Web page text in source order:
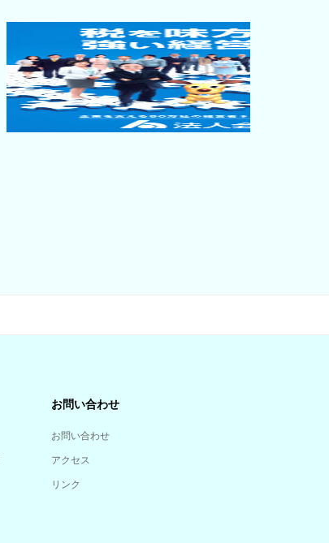
お問い合わせ
お問い合わせ
アクセス
リンク